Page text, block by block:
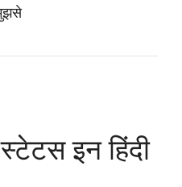
इन हिंदी